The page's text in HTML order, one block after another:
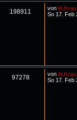
198911 von
So 17. Feb
97278 von
So 17. Feb